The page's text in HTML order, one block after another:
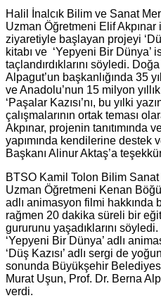
Halil İnalcık Bilim ve Sanat
Uzman Öğretmeni Elif
ziyaretiyle başlayan projeyi
kitabı ve ‘Yepyeni Bir Dünya’
taçlandırdıklarını söyledi.
Alpagut’un başkanlığında 35
ve Anadolu’nun 15 milyon
‘Paşalar Kazısı’nı, bu yılki
çalışmalarının ortak teması
Akpınar, projenin tanıtımında
yapımında kendilerine destek
Başkanı Alinur Aktaş’a
BTSO Kamil Tolon Bilim
Uzman Öğretmeni Kenan
adlı animasyon filmi hakkında
rağmen 20 dakika süreli bir
gururunu yaşadıklarını
‘Yepyeni Bir Dünya’ adlı
‘Düş Kazısı’ adlı sergi de
sonunda Büyükşehir
Murat Uşun, Prof. Dr. Berna
verdi.